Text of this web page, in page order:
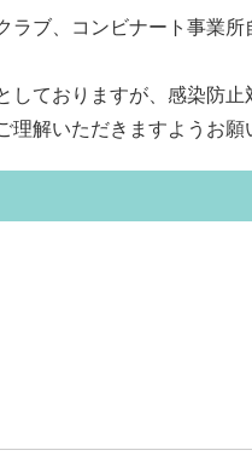
ブ、コンビナート事業所
しておりますが、感染防止
解いただきますようお願